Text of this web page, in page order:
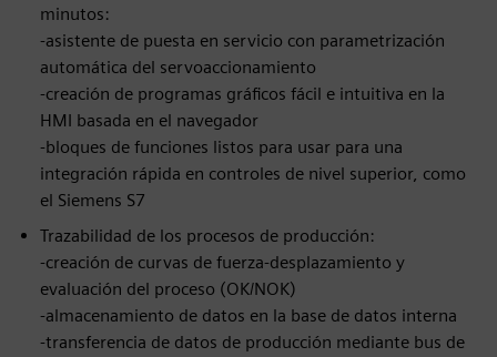
minutos:
-asistente de puesta en servicio con parametrización
automática del servoaccionamiento
-creación de programas gráficos fácil e intuitiva en la
HMI basada en el navegador
-bloques de funciones listos para usar para una
integración rápida en controles de nivel superior, como
el Siemens S7
Trazabilidad de los procesos de producción:
-creación de curvas de fuerza-desplazamiento y
evaluación del proceso (OK/NOK)
-almacenamiento de datos en la base de datos interna
-transferencia de datos de producción mediante bus de